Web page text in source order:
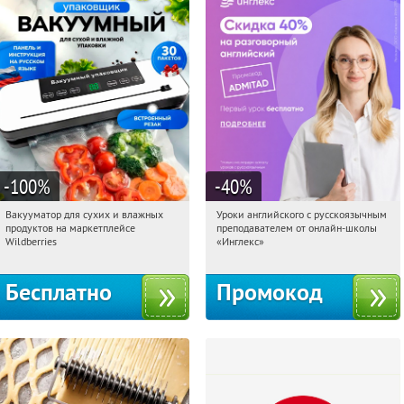
-100%
12:37:40 Получили:195
Россия
Вакууматор для сухих и влажных
продуктов на маркетплейсе
Wildberries
Бесплатно
-40%
12:37:40
Получи первым!
Россия
Уроки английского с русскоязычным
преподавателем от онлайн-школы
«Инглекс»
Промокод